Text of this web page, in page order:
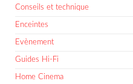
Conseils et technique
Enceintes
Evènement
Guides Hi-Fi
Home Cinema